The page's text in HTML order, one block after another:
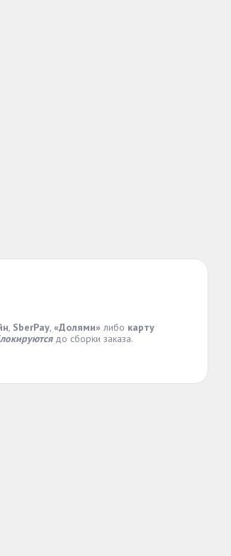
, SberPay, «Долями» либо карту
до сборки заказа.